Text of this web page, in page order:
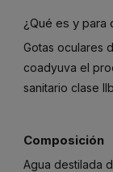
¿Qué es y para
Gotas oculares
coadyuva el
sanitario clase
Composición
Agua destilada